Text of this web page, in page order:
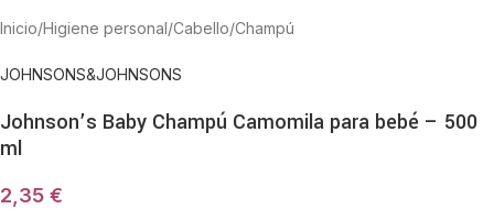
Inicio/Higiene personal/Cabello/Champú
JOHNSONS&JOHNSONS
Johnson’s Baby Champú Camomila para bebé – 500
ml
2,35 €